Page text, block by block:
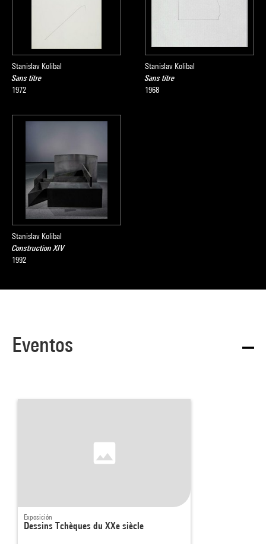
Stanislav Kolibal
Sans titre
1972
Stanislav Kolibal
Sans titre
1968
Stanislav Kolibal
Construction XIV
1992
Eventos
Exposición
Dessins Tchèques du XXe siècle